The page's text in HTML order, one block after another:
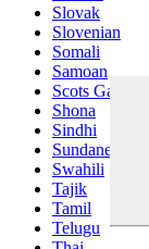
Slovak
Slovenian
Somali
Samoan
Scots Gaelic
Shona
Sindhi
Sundanese
Swahili
Tajik
Tamil
Telugu